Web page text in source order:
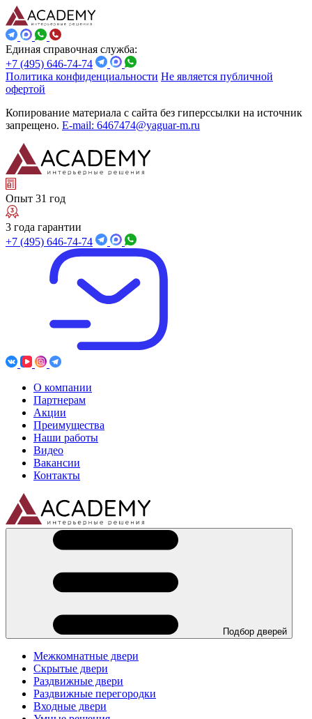
Единая справочная служба:
+7 (495) 646-74-74
Политика конфиденциальности Не является публичной
офертой
Копирование материала с сайта без гиперссылки на источник
запрещено. E-mail: 6467474@yaguar-m.ru
Опыт 31 год
3 года гарантии
+7 (495) 646-74-74
О компании
Партнерам
Акции
Преимущества
Наши работы
Видео
Вакансии
Контакты
Подбор дверей
Межкомнатные двери
Скрытые двери
Раздвижные двери
Раздвижные перегородки
Входные двери